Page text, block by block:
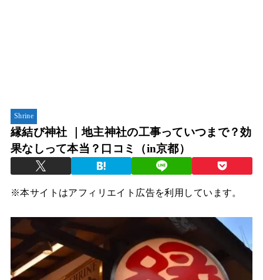
Shrine
縁結び神社 ｜地主神社の工事っていつまで？効
果なしって本当？口コミ（in京都）
※本サイトはアフィリエイト広告を利用しています。